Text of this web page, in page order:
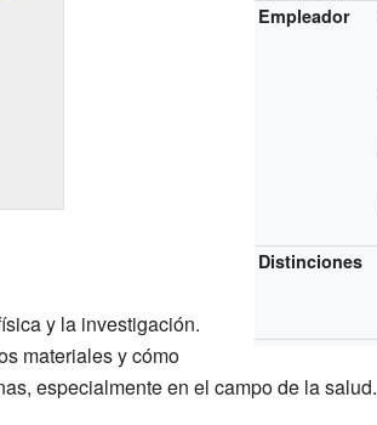
Empleador
Distinciones
y la investigación.
materiales y cómo
especialmente en el campo de la salud.